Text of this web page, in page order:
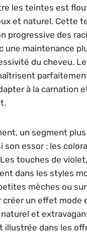
les teintes est
et naturel. Cette
progressive des
une maintenance
du cheveu.
à la carnation
un segment
son essor : les
touches de
dans les styles
mèches ou
créer un effet mode
et
illustrée dans les